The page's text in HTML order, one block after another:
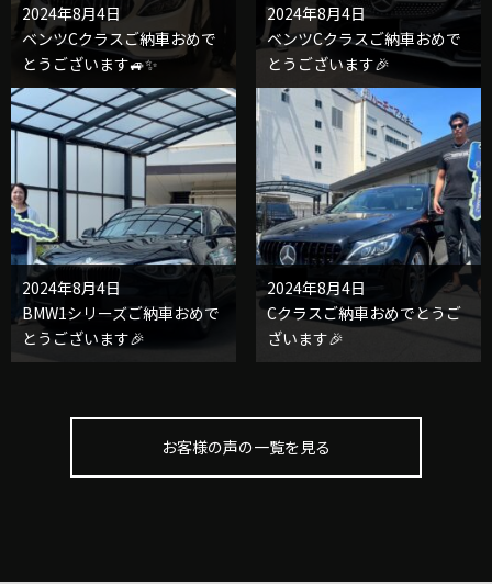
2024年8月4日
ベンツCクラスご納車おめで
とうございます🚙✨
2024年8月4日
ベンツCクラスご納車おめで
とうございます🎉
2024年8月4日
BMW1シリーズご納車おめで
とうございます🎉
2024年8月4日
Cクラスご納車おめでとうご
ざいます🎉
お客様の声の一覧を見る